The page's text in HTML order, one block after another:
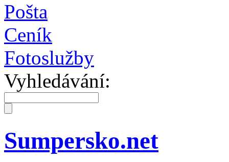
Pošta
Ceník
Fotoslužby
Vyhledávání:
Sumpersko.net